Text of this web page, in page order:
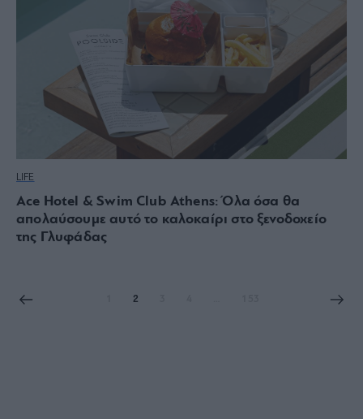
LIFE
Ace Hotel & Swim Club Athens: Όλα όσα θα
απολαύσουμε αυτό το καλοκαίρι στο ξενοδοχείο
της Γλυφάδας
2